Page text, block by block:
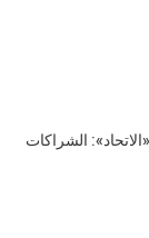
مواصلة التقدم